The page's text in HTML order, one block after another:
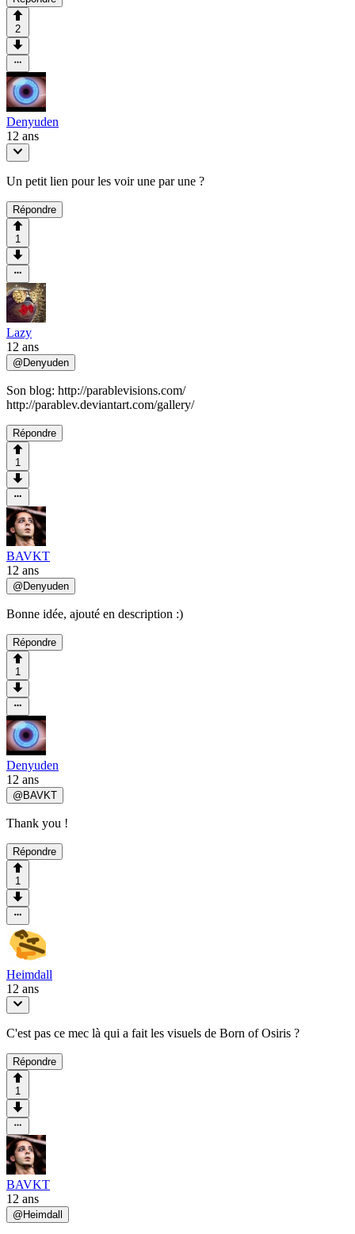
2
Denyuden
12 ans
Un petit lien pour les voir une par une ?
Répondre
1
Lazy
12 ans
@Denyuden
Son blog: http://parablevisions.com/
http://parablev.deviantart.com/gallery/
Répondre
1
BAVKT
12 ans
@Denyuden
Bonne idée, ajouté en description :)
Répondre
1
Denyuden
12 ans
@BAVKT
Thank you !
Répondre
1
Heimdall
12 ans
C'est pas ce mec là qui a fait les visuels de Born of Osiris ?
Répondre
1
BAVKT
12 ans
@ Heimdall